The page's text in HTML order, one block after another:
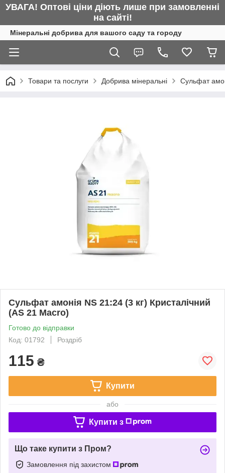
УВАГА! Оптові ціни діють лише при замовленні
на сайті!
Мінеральні добрива для вашого саду та городу
Товари та послуги Добрива мінеральні Сульфат
Сульфат амонія NS 21:24 (3 кг) Кристалічний
(AS 21 Macro)
Готово до відправки
Код: 01792
Роздріб
115 ₴
Купити
або
Купити з
Що таке купити з Пром?
Замовлення під захистом